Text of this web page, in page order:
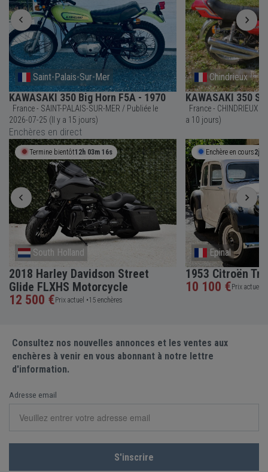
Saint-Palais-Sur-Mer
KAWASAKI 350 Big Horn F5A - 1970
France - SAINT-PALAIS-SUR-MER / Publiée le
2026-07-25 (Il y a 15 jours)
Chindrieux
KAWASAKI 350
France - CHINDRIEUX / Publiée le 2026-07-30 (Il y
a 10 jours)
Enchères en direct
Termine bientôt12h 03m 16s
South Holland
2018 Harley Davidson Street
Glide FLXHS Motorcycle
12 500 €Prix actuel •15 enchères
Enchère en cours2j
Epinal
1953 Citroën
10 100 €Prix actuel •
Consultez nos nouvelles annonces et les ventes aux
enchères à venir en vous abonnant à notre lettre
d'information.
Adresse email